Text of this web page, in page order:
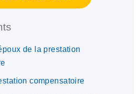
de la prestation
compensatoire